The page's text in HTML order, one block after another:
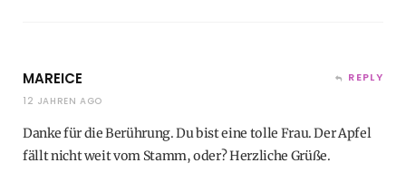
MAREICE
12 JAHREN AGO
REPLY
Danke für die Berührung. Du bist eine tolle Frau. Der Apfel
fällt nicht weit vom Stamm, oder? Herzliche Grüße.